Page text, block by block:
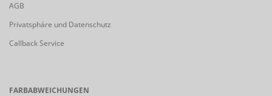
AGB
Privatsphäre und Datenschutz
Callback Service
FARBABWEICHUNGEN